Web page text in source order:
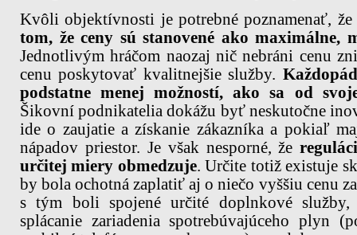
Kvôli objektívnosti je potrebné poznamenať,
tom, že ceny sú stanovené ako maximálne,
Jednotlivým hráčom naozaj nič nebráni cenu
cenu poskytovať kvalitnejšie služby.
podstatne menej možností, ako sa od
Šikovní podnikatelia dokážu byť neskutočne
ide o zaujatie a získanie zákazníka a pokiaľ
nápadov priestor. Je však nesporné, že
určitej miery obmedzuje. Určite totiž existuje
by bola ochotná zaplatiť aj o niečo vyššiu cenu
s tým boli spojené určité doplnkové služby,
splácanie zariadenia spotrebúvajúceho plyn